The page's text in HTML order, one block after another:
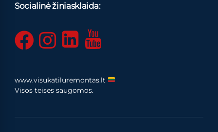
Socialinė žiniasklaida:
www.visukatiluremontas.lt
Visos teisės saugomos.